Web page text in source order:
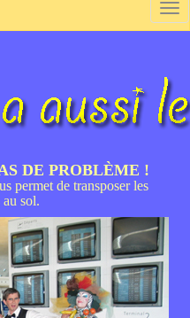
DE PROBLÈME !
permet de transposer les
au sol.